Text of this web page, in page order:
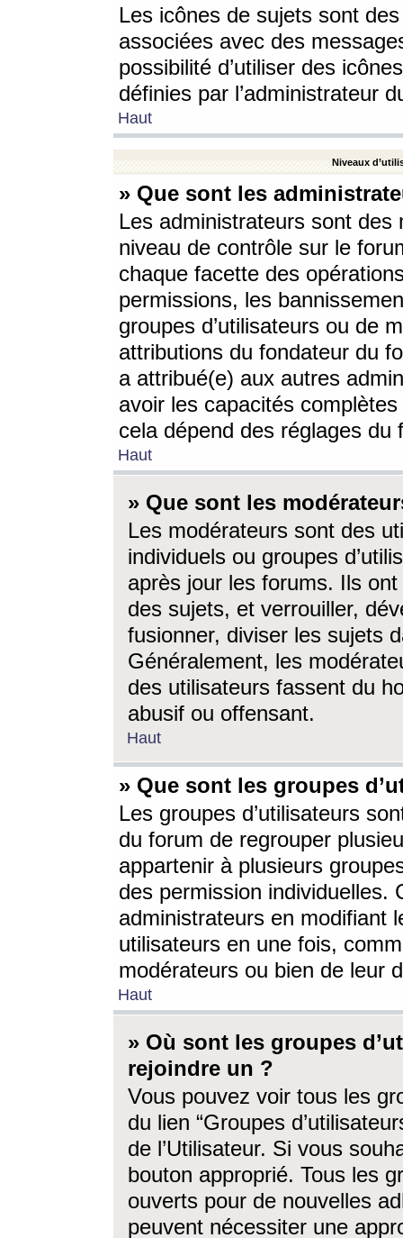
Les icônes de sujets sont
associées avec des
possibilité d’utiliser des
définies par l’administrateur
Haut
Niveaux
» Que sont les
Les administrateurs sont
niveau de contrôle sur le
chaque facette des
permissions, les
groupes d’utilisateurs ou de
attributions du fondateur du
a attribué(e) aux autres
avoir les capacités
cela dépend des réglages du
Haut
» Que sont les
Les modérateurs sont des
individuels ou groupes
après jour les forums. Ils ont
des sujets, et verrouiller,
fusionner, diviser les sujets
Généralement, les
des utilisateurs fassent du
abusif ou offensant.
Haut
» Que sont les groupes
Les groupes d’utilisateurs
du forum de regrouper
appartenir à plusieurs
des permission individuelles.
administrateurs en modifiant
utilisateurs en une fois,
modérateurs ou bien de leur
Haut
» Où sont les groupes
rejoindre un ?
Vous pouvez voir tous les
du lien “Groupes
de l’Utilisateur. Si vous
bouton approprié. Tous les
ouverts pour de nouvelles
peuvent nécessiter une